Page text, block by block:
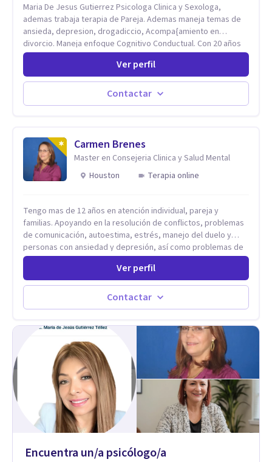
Maria De Jesus Gutierrez Psicologa Clinica y Sexologa,
ademas trabaja terapia de Pareja. Ademas maneja temas de
ansieda, depresion, drogadiccio, Acompa{amiento en
divorcio. Maneja enfoque Cognitivo Conductual. Con 20 años
de experiencia, constantemente capacitandose en las
diferntes areas de la Salud Mental.
Ver perfil
Contactar
Carmen Brenes
Master en Consejeria Clinica y Salud Mental
Houston
Terapia online
Tengo mas de 12 años en atención individual, pareja y
familias. Apoyando en la resolución de conflictos, problemas
de comunicación, autoestima, estrés, manejo del duelo y
personas con ansiedad y depresión, así como problemas de
conducta y comportamiento. Desarrollo de personas
Estableciendo metas a corto y largo plazo, es vital para la
vida de cada uno tener su propia vision.
Ver perfil
Contactar
Encuentra un/a psicólogo/a